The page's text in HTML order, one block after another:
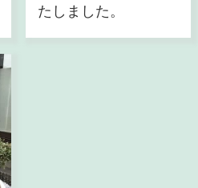
たしました。